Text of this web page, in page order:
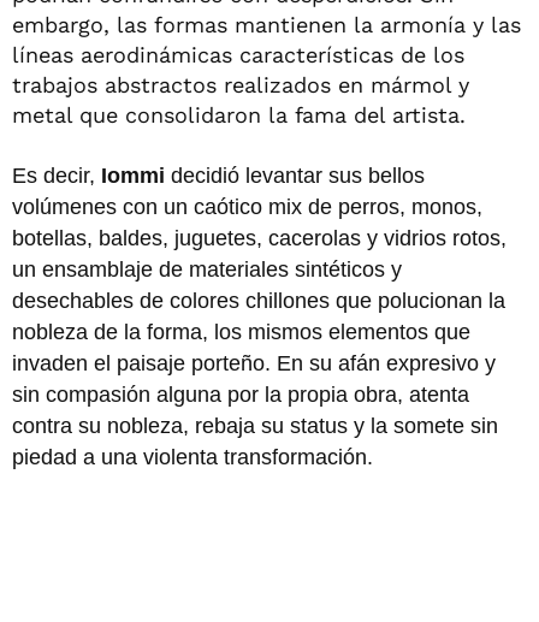
embargo, las formas mantienen la armonía y las
líneas aerodinámicas características de los
trabajos abstractos realizados en mármol y
metal que consolidaron la fama del artista.
Es decir, Iommi decidió levantar sus bellos
volúmenes con un caótico mix de perros, monos,
botellas, baldes, juguetes, cacerolas y vidrios rotos,
un ensamblaje de materiales sintéticos y
desechables de colores chillones que polucionan la
nobleza de la forma, los mismos elementos que
invaden el paisaje porteño. En su afán expresivo y
sin compasión alguna por la propia obra, atenta
contra su nobleza, rebaja su status y la somete sin
piedad a una violenta transformación.